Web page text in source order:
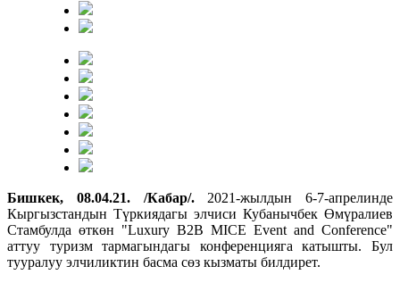
Бишкек, 08.04.21. /Кабар/. 2021-жылдын 6-7-апрелинде
Кыргызстандын Түркиядагы элчиси Кубанычбек Өмүралиев
Стамбулда өткөн "Luxury B2B MICE Event and Conference"
аттуу туризм тармагындагы конференцияга катышты. Бул
тууралуу элчиликтин басма сөз кызматы билдирет.